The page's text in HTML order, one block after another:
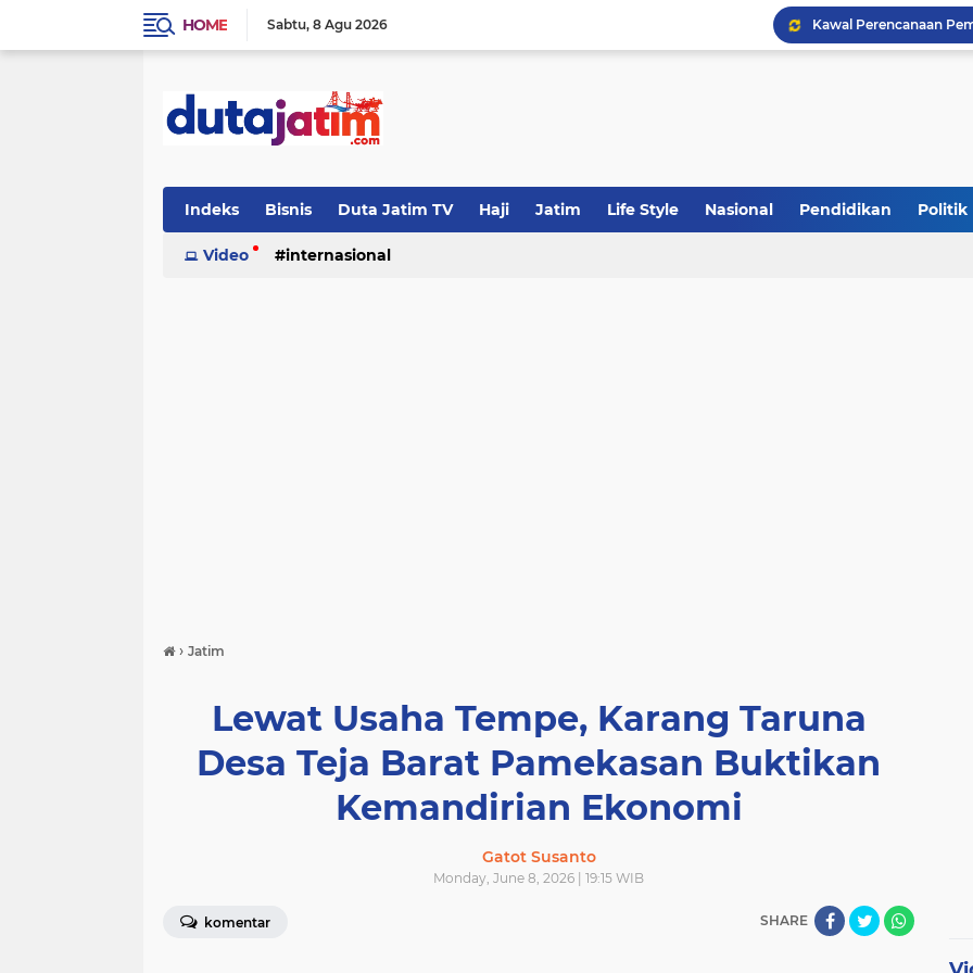
HOME Sabtu 8 Agu 2026
Sinergi Fiskal Moneter:
Indeks Bisnis Duta Jatim TV Haji Jatim Life Style Nasional Pendidikan Politik
Video internasional
› Jatim
Lewat Usaha Tempe, Karang Taruna
Desa Teja Barat Pamekasan Buktikan
Kemandirian Ekonomi
Gatot Susanto
Monday, June 8, 2026 | 19:15 WIB
komentar SHARE